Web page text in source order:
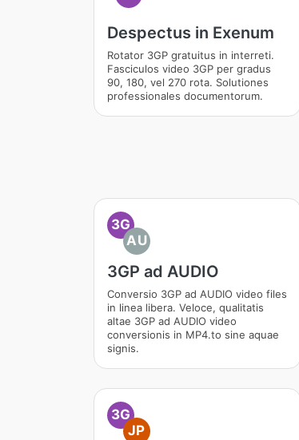
Despectus in Exenum
Rotator 3GP gratuitus in interreti.
Fasciculos video 3GP per gradus
90, 180, vel 270 rota. Solutiones
professionales documentorum.
3G
AU
3GP ad AUDIO
Conversio 3GP ad AUDIO video files
in linea libera. Veloce, qualitatis
altae 3GP ad AUDIO video
conversionis in MP4.to sine aquae
signis.
3G
JP